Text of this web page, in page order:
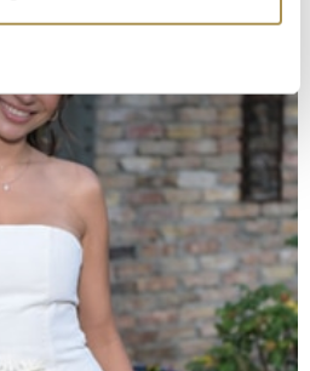
auf einige Meter genau sein
(Fingerprinting) identifizieren
wie Ihre persönlichen Daten
Sie Ihre Präferenzen im
Inhalte und Anzeigen zu
für soziale Medien anbieten
auf unsere Website zu
wir Informationen zu Ihrer